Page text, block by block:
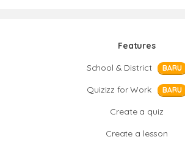
Features
School & District
BARU
Quizizz for Work BARU
Create a quiz
Create a lesson